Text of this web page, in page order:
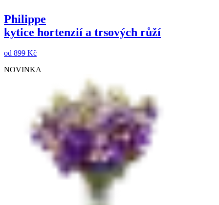
Philippe
kytice hortenzií a trsových růží
od 899 Kč
NOVINKA